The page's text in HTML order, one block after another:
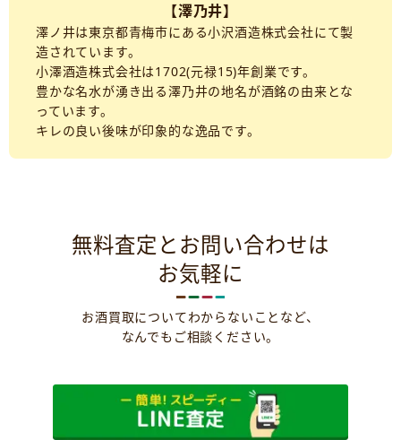
【澤乃井】
澤ノ井は東京都青梅市にある小沢酒造株式会社にて製
造されています。
小澤酒造株式会社は1702(元禄15)年創業です。
豊かな名水が湧き出る澤乃井の地名が酒銘の由来とな
っています。
キレの良い後味が印象的な逸品です。
無料査定とお問い合わせは
お気軽に
お酒買取についてわからないことなど、
なんでもご相談ください。